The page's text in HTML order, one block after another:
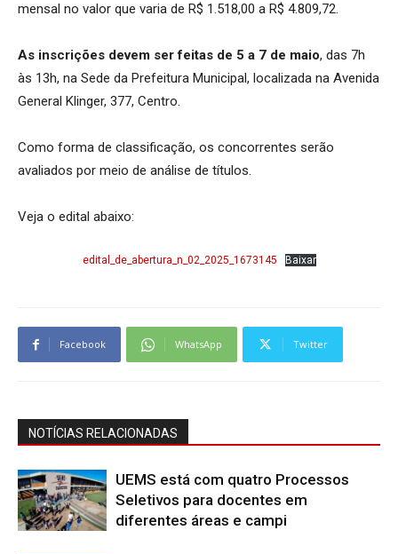
mensal no valor que varia de R$ 1.518,00 a R$ 4.809,72.
As inscrições devem ser feitas de 5 a 7 de maio, das 7h
às 13h, na Sede da Prefeitura Municipal, localizada na Avenida
General Klinger, 377, Centro.
Como forma de classificação, os concorrentes serão
avaliados por meio de análise de títulos.
Veja o edital abaixo:
edital_de_abertura_n_02_2025_1673145 Baixar
Facebook WhatsApp Twitter
NOTÍCIAS RELACIONADAS
UEMS está com quatro Processos
Seletivos para docentes em
diferentes áreas e campi